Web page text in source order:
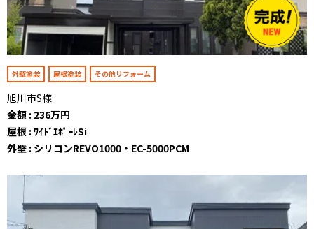
外壁塗装 屋根塗装 その他リフォーム
旭川市S様
金額 : 236万円
屋根 : ﾜｲﾄﾞｴﾎﾟｰﾚSi
外壁 : シリコンREVO1000・EC-5000PCM